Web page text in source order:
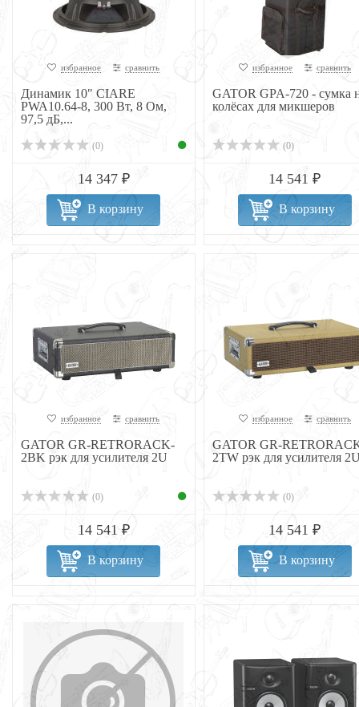
избранное сравнить
Динамик 10" CIARE
PWA10.64-8, 300 Вт, 8 Ом,
97,5 дБ,...
(0)
14 347 ₽
В корзину
избранное сравнить
GATOR GPA-720 - сумка
колёсах для микшеров
(0)
14 541 ₽
В корзину
избранное сравнить
GATOR GR-RETRORACK-
2BK рэк для усилителя 2U
(0)
14 541 ₽
В корзину
избранное сравнить
GATOR GR-
2TW рэк для усилителя
(0)
14 541 ₽
В корзину